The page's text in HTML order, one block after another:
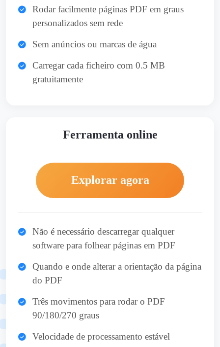
Rodar facilmente páginas PDF em graus
personalizados sem rede
Sem anúncios ou marcas de água
Carregar cada ficheiro com 0.5 MB
gratuitamente
Ferramenta online
Explorar agora
Não é necessário descarregar qualquer
software para folhear páginas em PDF
Quando e onde alterar a orientação da página
do PDF
Três movimentos para rodar o PDF
90/180/270 graus
Velocidade de processamento estável